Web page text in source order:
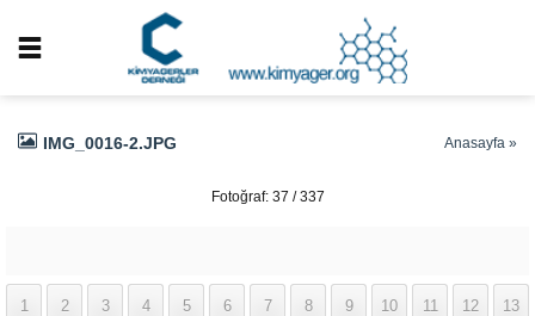
IMG_0016-2.JPG Anasayfa »
Fotoğraf: 37 / 337
1 2 3 4 5 6 7 8 9 10 11 12 13